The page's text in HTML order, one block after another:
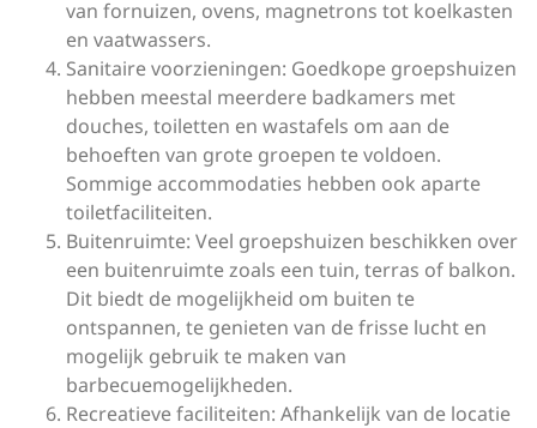
van fornuizen, ovens, magnetrons tot koelkasten
en vaatwassers.
Sanitaire voorzieningen: Goedkope groepshuizen
hebben meestal meerdere badkamers met
douches, toiletten en wastafels om aan de
behoeften van grote groepen te voldoen.
Sommige accommodaties hebben ook aparte
toiletfaciliteiten.
Buitenruimte: Veel groepshuizen beschikken over
een buitenruimte zoals een tuin, terras of balkon.
Dit biedt de mogelijkheid om buiten te
ontspannen, te genieten van de frisse lucht en
mogelijk gebruik te maken van
barbecuemogelijkheden.
Recreatieve faciliteiten: Afhankelijk van de locatie